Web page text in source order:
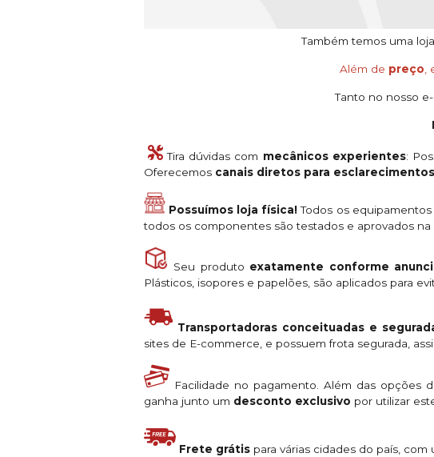
Também temos uma
Além de preço,
Tanto no nosso
Tira dúvidas com mecânicos experientes:
Oferecemos canais diretos para
Possuímos loja física!Todos os
todos os componentes são testados e aprovados
Seu produto exatamente conforme
Plásticos, isopores e papelões, são aplicados para
Transportadoras conceituadas e
sites de E-commerce, e possuem frota segurada,
Facilidade no pagamento. Além das opções
ganha junto um desconto exclusivo por utilizar
Frete grátis para várias cidades do país,